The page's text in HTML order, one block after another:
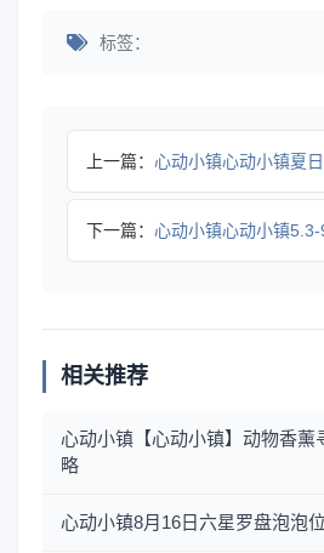
标签：
上一篇： 心动小镇心动小镇夏
下一篇： 心动小镇心动小镇5.3-9号粉
相关推荐
心动小镇【心动小镇】动物香薰
略
心动小镇8月16日六星罗盘泡泡